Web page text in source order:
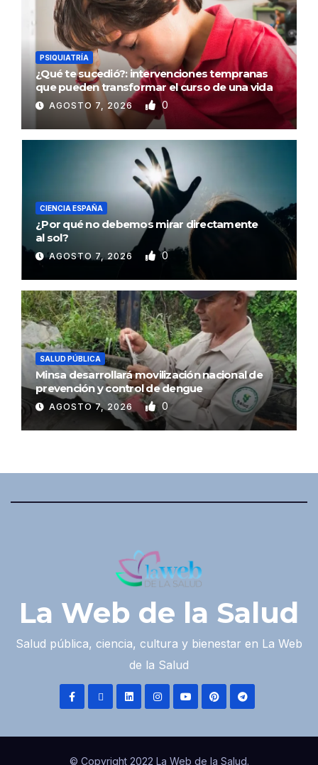
PSIQUIATRÍA
¿Qué te sucedió?: intervenciones tempranas
que pueden transformar el curso de una vida
AGOSTO 7, 2026 0
CIENCIA ESPAÑA
¿Por qué no debemos mirar directamente
al sol?
AGOSTO 7, 2026 0
SALUD PÚBLICA
Minsa desarrollará movilización nacional de
prevención y control de dengue
AGOSTO 7, 2026 0
La Web de la Salud
Salud pública, ciencia, cultura y bienestar en La Web
de la Salud
© Copyright 2022 La Web de la Salud.